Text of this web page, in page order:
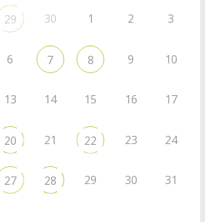
29 30 1 2 3
6 7 8 9 10
13 14 15 16 17
20 21 22 23 24
27 28 29 30 31